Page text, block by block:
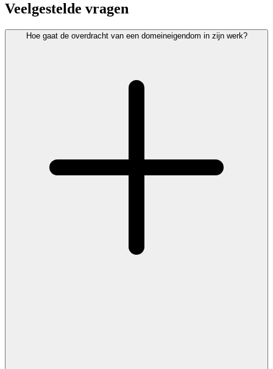
Veelgestelde vragen
Hoe gaat de overdracht van een domeineigendom in zijn werk?